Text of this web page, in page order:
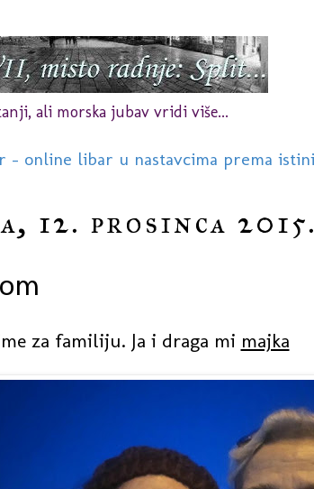
ali morska jubav vridi više...
- online libar u nastavcima prema
12. prosinca 2015.
za familiju. Ja i draga mi majka